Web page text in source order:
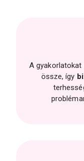
A
össze, így